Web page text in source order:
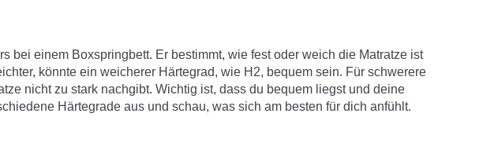
bei einem Boxspringbett. Er bestimmt, wie fest oder weich die Matratze ist
könnte ein weicherer Härtegrad, wie H2, bequem sein. Für schwerere
nicht zu stark nachgibt. Wichtig ist, dass du bequem liegst und deine
Härtegrade aus und schau, was sich am besten für dich anfühlt.